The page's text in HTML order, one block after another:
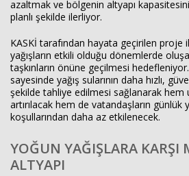
azaltmak ve bölgenin altyapı
planlı şekilde ilerliyor.
KASKİ tarafından hayata geçirilen proje
yağışların etkili olduğu dönemlerde
taşkınların önüne geçilmesi
sayesinde yağış sularının daha hızlı,
şekilde tahliye edilmesi sağlanarak hem
artırılacak hem de vatandaşların günlük
koşullarından daha az etkilenecek.
YOĞUN YAĞIŞLARA KARŞI
ALTYAPI